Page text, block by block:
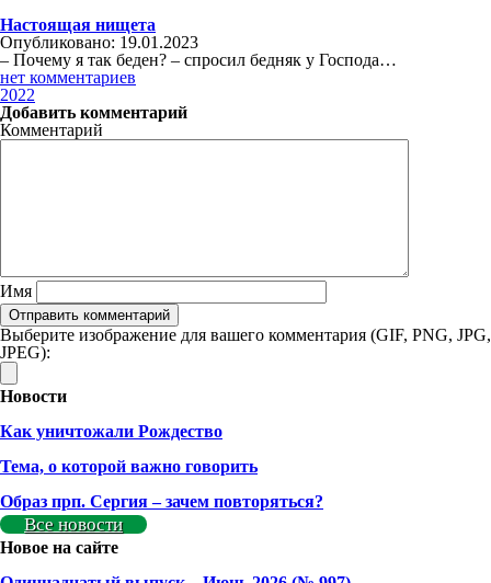
Настоящая нищета
Опубликовано: 19.01.2023
– Почему я так беден? – спросил бедняк у Господа…
нет комментариев
2022
Добавить комментарий
Комментарий
Имя
Выберите изображение для вашего комментария (GIF, PNG, JPG,
JPEG):
Новости
Как уничтожали Рождество
Тема, о которой важно говорить
Образ прп. Сергия – зачем повторяться?
Все новости
Новое на сайте